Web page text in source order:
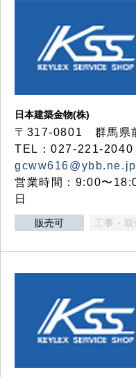
日本建築金物(株)
〒317‐0801 群馬県
TEL：027-221-
gcww616@ybb.ne.jp
営業時間：9:00〜
日
販売可 工事・取